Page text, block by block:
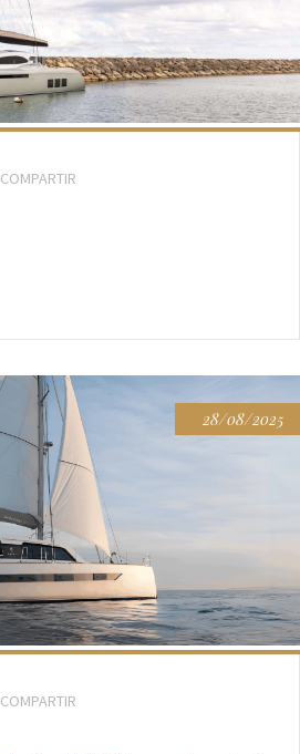
COMPARTIR
28/08/2025
COMPARTIR